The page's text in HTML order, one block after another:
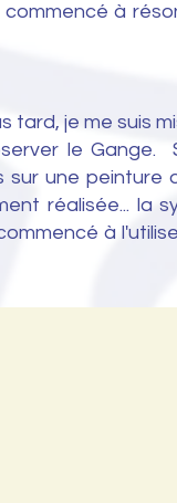
à
tard, je me suis
le Gange.
sur une peinture
réalisée... la
à